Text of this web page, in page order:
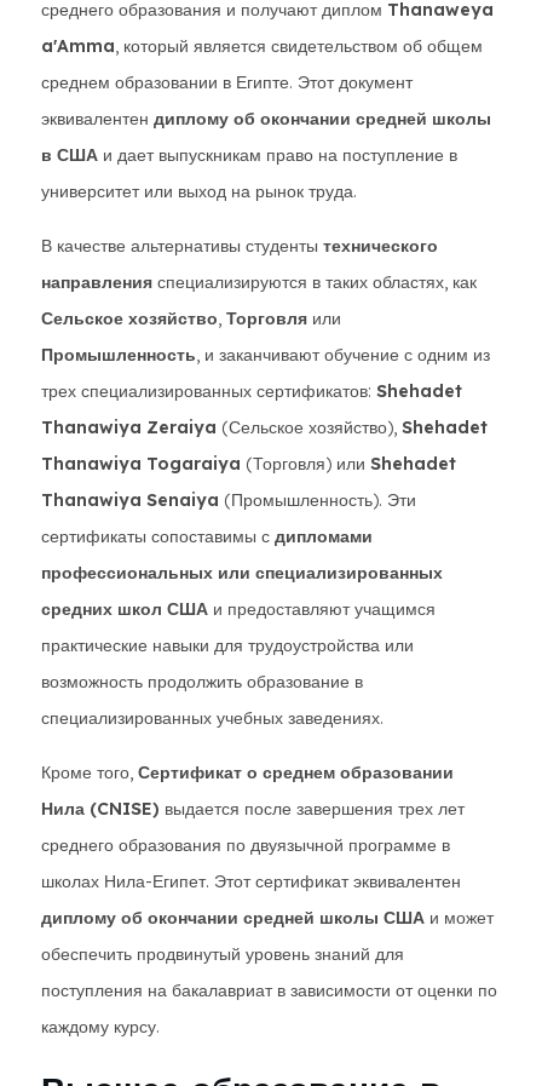
среднего образования и получают диплом Thanaweya
a'Amma, который является свидетельством об общем
среднем образовании в Египте. Этот документ
эквивалентен диплому об окончании средней школы
в США и дает выпускникам право на поступление в
университет или выход на рынок труда.
В качестве альтернативы студенты технического
направления специализируются в таких областях, как
Сельское хозяйство, Торговля или
Промышленность, и заканчивают обучение с одним из
трех специализированных сертификатов: Shehadet
Thanawiya Zeraiya (Сельское хозяйство), Shehadet
Thanawiya Togaraiya (Торговля) или Shehadet
Thanawiya Senaiya (Промышленность). Эти
сертификаты сопоставимы с дипломами
профессиональных или специализированных
средних школ США и предоставляют учащимся
практические навыки для трудоустройства или
возможность продолжить образование в
специализированных учебных заведениях.
Кроме того, Сертификат о среднем образовании
Нила (CNISE) выдается после завершения трех лет
среднего образования по двуязычной программе в
школах Нила-Египет. Этот сертификат эквивалентен
диплому об окончании средней школы США и может
обеспечить продвинутый уровень знаний для
поступления на бакалавриат в зависимости от оценки по
каждому курсу.